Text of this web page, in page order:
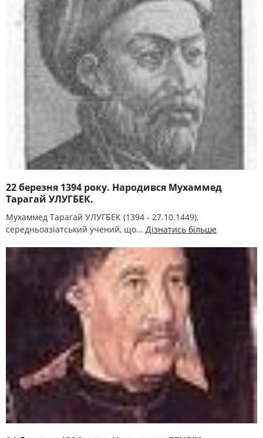
22 березня 1394 року. Народився Мухаммед
Тарагай УЛУГБЕК.
Мухаммед Тарагай УЛУГБЕК (1394 - 27.10.1449),
середньоазіатський учений, що... Дізнатись більше